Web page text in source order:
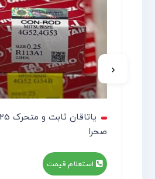
صحرا
استعلام قیمت
‹